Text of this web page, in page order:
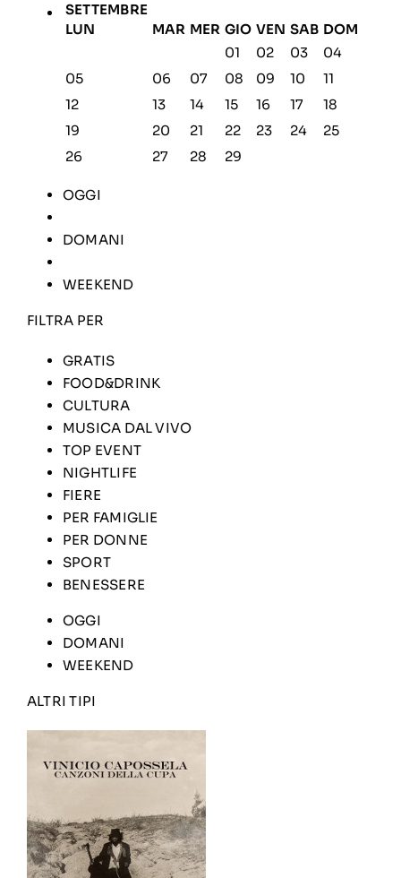
SETTEMBRE
LUN
MAR MER GIO VEN SAB DOM
01
02 03
04
05
06 07 08 09 10
11
12
13 14 15 16 17
18
19
20 21 22 23 24
25
26
27 28 29
OGGI
DOMANI
WEEKEND
FILTRA PER
GRATIS
FOOD&DRINK
CULTURA
MUSICA DAL VIVO
TOP EVENT
NIGHTLIFE
FIERE
PER FAMIGLIE
PER DONNE
SPORT
BENESSERE
OGGI
DOMANI
WEEKEND
ALTRI TIPI